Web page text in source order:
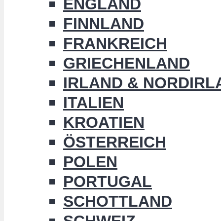
ENGLAND
FINNLAND
FRANKREICH
GRIECHENLAND
IRLAND &
ITALIEN
KROATIEN
ÖSTERREICH
POLEN
PORTUGAL
SCHOTTLAND